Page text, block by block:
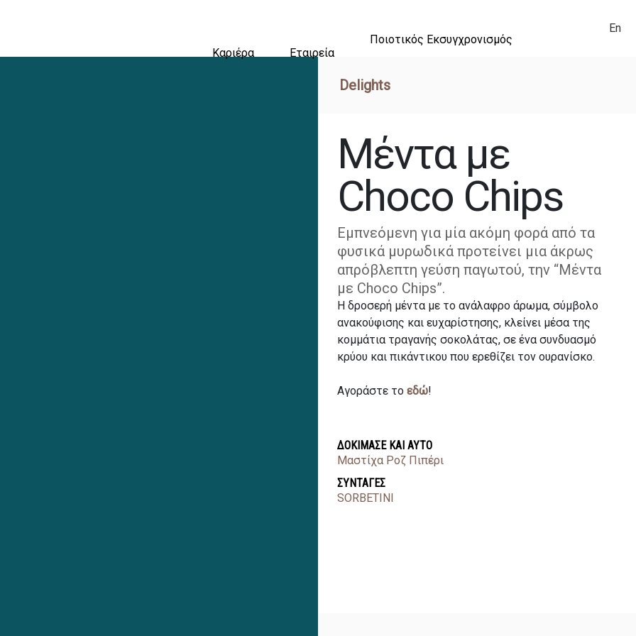
Καριέρα Εταιρεία
Ποιοτικός Εκσυγχρονισμός
En
Delights
Μέντα με
Choco Chips
Εμπνεόμενη για μία ακόμη φορά από τα
φυσικά μυρωδικά προτείνει μια άκρως
απρόβλεπτη γεύση παγωτού, την “Μέντα
με Choco Chips”.
Η δροσερή μέντα με το ανάλαφρο άρωμα, σύμβολο
ανακούφισης και ευχαρίστησης, κλείνει μέσα της
κομμάτια τραγανής σοκολάτας, σε ένα συνδυασμό
κρύου και πικάντικου που ερεθίζει τον ουρανίσκο.
Αγοράστε το εδώ!
ΔΟΚΙΜΑΣΕ ΚΑΙ ΑΥΤΟ
Μαστίχα Ροζ Πιπέρι
ΣΥΝΤΑΓΕΣ
SORBETINI